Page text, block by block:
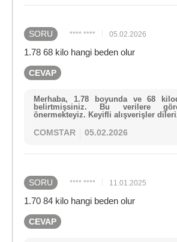
SORU **** **** 05.02.2026
1.78 68 kilo hangi beden olur
CEVAP
Merhaba, 1.78 boyunda ve 68
belirtmişsiniz. Bu verilere
önermekteyiz. Keyifli alışverişler
COMSTAR 05.02.2026
SORU **** **** 11.01.2025
1.70 84 kilo hangi beden olur
CEVAP